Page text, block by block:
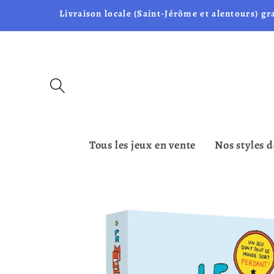
et passerLivraison locale (Saint-Jérôme et alentours)
Tous les jeux en vente Nos styles
informations